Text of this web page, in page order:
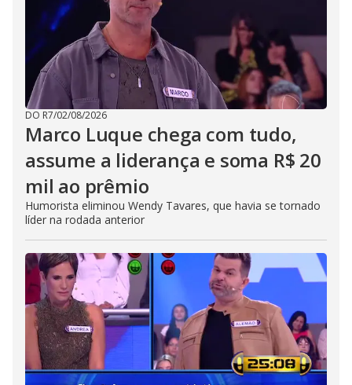
DO R7/02/08/2026
Marco Luque chega com tudo,
assume a liderança e soma R$ 20
mil ao prêmio
Humorista eliminou Wendy Tavares, que havia se tornado
líder na rodada anterior